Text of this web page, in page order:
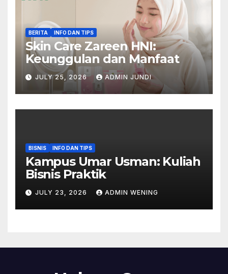
BERITA INFO DAN TIPS
Skin Care Zareen HNI:
Keunggulan dan Manfaat
JULY 25, 2026 ADMIN JUNDI
BISNIS INFO DAN TIPS
Kampus Umar Usman: Kuliah
Bisnis Praktik
JULY 23, 2026 ADMIN WENING